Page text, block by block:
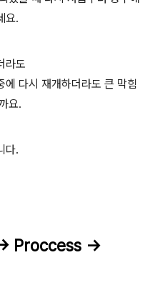
요.
라도
에 다시 재개하더라도 큰 막힘
요.
다.
Proccess ->